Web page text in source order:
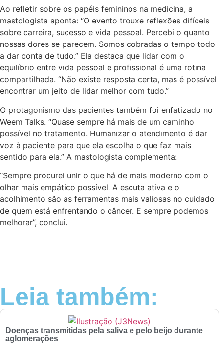
Ao refletir sobre os papéis femininos na medicina, a
mastologista aponta: “O evento trouxe reflexões difíceis
sobre carreira, sucesso e vida pessoal. Percebi o quanto
nossas dores se parecem. Somos cobradas o tempo todo
a dar conta de tudo.” Ela destaca que lidar com o
equilíbrio entre vida pessoal e profissional é uma rotina
compartilhada. “Não existe resposta certa, mas é possível
encontrar um jeito de lidar melhor com tudo.”
O protagonismo das pacientes também foi enfatizado no
Weem Talks. “Quase sempre há mais de um caminho
possível no tratamento. Humanizar o atendimento é dar
voz à paciente para que ela escolha o que faz mais
sentido para ela.” A mastologista complementa:
“Sempre procurei unir o que há de mais moderno com o
olhar mais empático possível. A escuta ativa e o
acolhimento são as ferramentas mais valiosas no cuidado
de quem está enfrentando o câncer. E sempre podemos
melhorar”, conclui.
Leia também:
Doenças transmitidas pela saliva e pelo beijo durante
aglomerações